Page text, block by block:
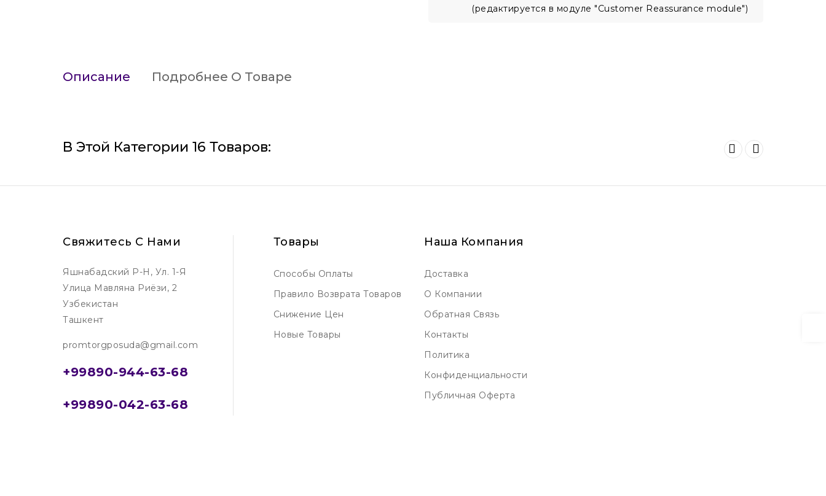
(редактируется в модуле "Customer Reassurance module")
Описание Подробнее О Товаре
В Этой Категории 16 Товаров:
Свяжитесь С Нами
Яшнабадский Р-Н, Ул. 1-Я
Улица Мавляна Риёзи, 2
Узбекистан
Ташкент
promtorgposuda@gmail.com
+99890-944-63-68
+99890-042-63-68
Товары
Способы Оплаты
Правило Возврата Товаров
Снижение Цен
Новые Товары
Наша Компания
Доставка
О Компании
Обратная Связь
Контакты
Политика
Конфиденциальности
Публичная Оферта